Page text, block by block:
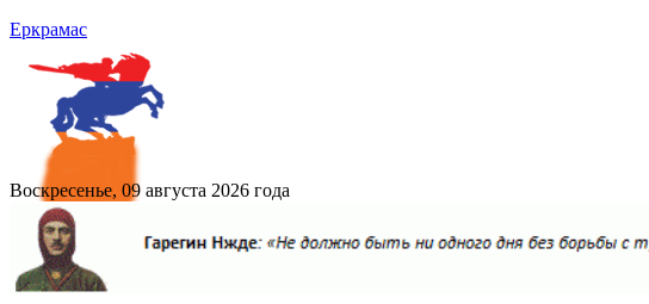
Еркрамас
Воскресенье, 09 августа 2026 года